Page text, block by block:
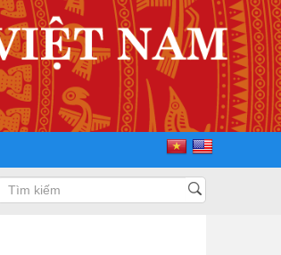
tịch Hội Doanh nhân Tư nhân Việt Nam nhiệm